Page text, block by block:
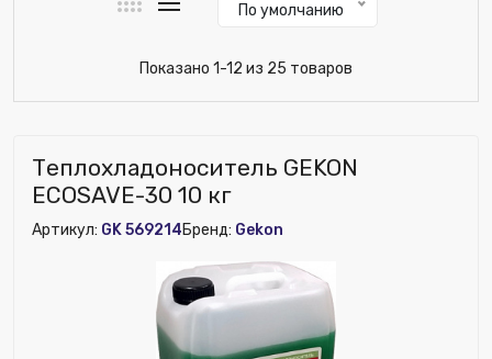
По умолчанию
Показано 1-12 из 25 товаров
Теплохладоноситель GEKON
ECOSAVE-30 10 кг
Артикул: GK 569214Бренд: Gekon